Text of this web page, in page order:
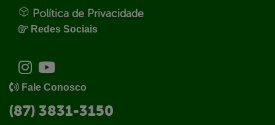
Política de Privacidade
Redes Sociais
Fale Conosco
(87) 3831-3150